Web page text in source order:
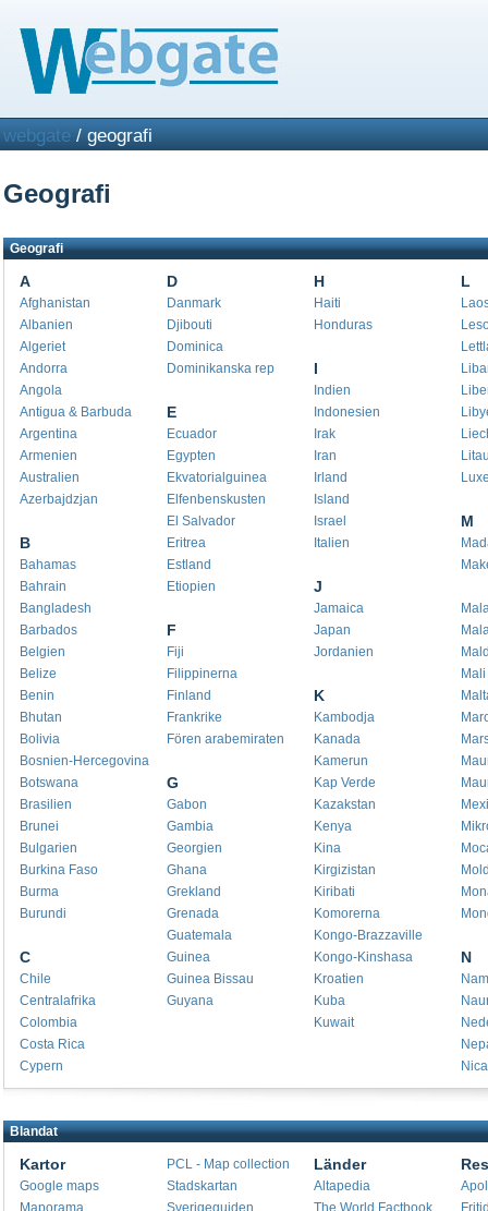
webgate/ geografi
Geografi
Geografi
A
Afghanistan
Albanien
Algeriet
Andorra
Angola
Antigua & Barbuda
Argentina
Armenien
Australien
Azerbajdzjan
B
Bahamas
Bahrain
Bangladesh
Barbados
Belgien
Belize
Benin
Bhutan
Bolivia
Bosnien-Hercegovina
Botswana
Brasilien
Brunei
Bulgarien
Burkina Faso
Burma
Burundi
C
Chile
Centralafrika
Colombia
Costa Rica
Cypern
D
Danmark
Djibouti
Dominica
Dominikanska rep
E
Ecuador
Egypten
Ekvatorialguinea
Elfenbenskusten
El Salvador
Eritrea
Estland
Etiopien
F
Fiji
Filippinerna
Finland
Frankrike
Fören arabemiraten
G
Gabon
Gambia
Georgien
Ghana
Grekland
Grenada
Guatemala
Guinea
Guinea Bissau
Guyana
H
Haiti
Honduras
I
Indien
Indonesien
Irak
Iran
Irland
Island
Israel
Italien
J
Jamaica
Japan
Jordanien
K
Kambodja
Kanada
Kamerun
Kap Verde
Kazakstan
Kenya
Kina
Kirgizistan
Kiribati
Komorerna
Kongo-Brazzaville
Kongo-Kinshasa
Kroatien
Kuba
Kuwait
L
M
Mali
N
Blandat
Kartor
Google maps
Maporama
PCL - Map collection
Stadskartan
Sverigeguiden
Länder
Altapedia
The World Factbook